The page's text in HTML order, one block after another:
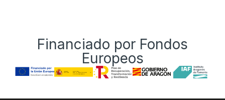
Financiado por Fondos
Europeos